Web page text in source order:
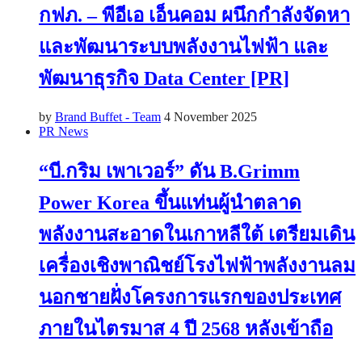
กฟภ. – พีอีเอ เอ็นคอม ผนึกกำลังจัดหา
และพัฒนาระบบพลังงานไฟฟ้า และ
พัฒนาธุรกิจ Data Center [PR]
by Brand Buffet - Team 4 November 2025
PR News
“บี.กริม เพาเวอร์” ดัน B.Grimm
Power Korea ขึ้นแท่นผู้นำตลาด
พลังงานสะอาดในเกาหลีใต้ เตรียมเดิน
เครื่องเชิงพาณิชย์โรงไฟฟ้าพลังงานลม
นอกชายฝั่งโครงการแรกของประเทศ
ภายในไตรมาส 4 ปี 2568 หลังเข้าถือ